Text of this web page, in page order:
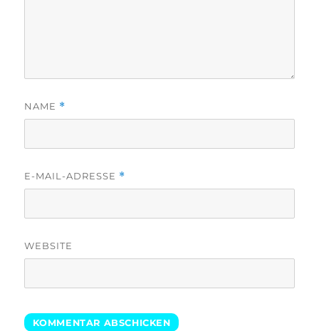
NAME *
E-MAIL-ADRESSE *
WEBSITE